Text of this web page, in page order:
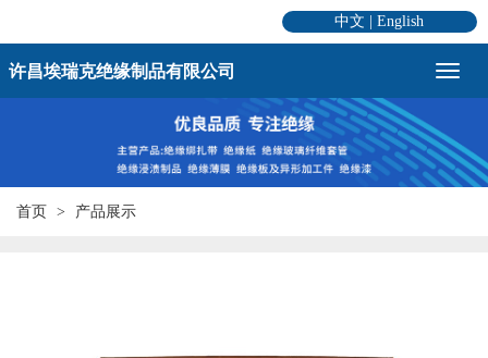
中文 |English
许昌埃瑞克绝缘制品有限公司
首页 产品展示